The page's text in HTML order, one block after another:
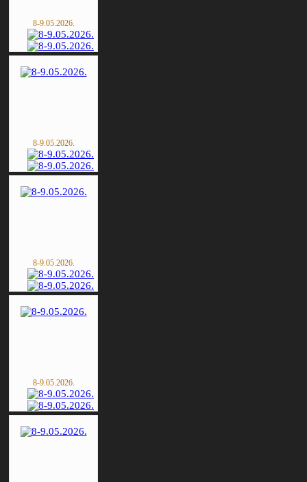
8-9.05.2026.
8-9.05.2026.
8-9.05.2026.
8-9.05.2026.